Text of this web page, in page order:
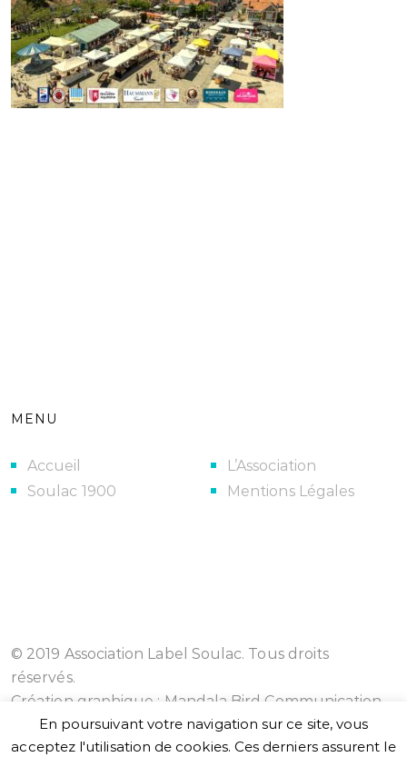
MENU
Accueil
Soulac 1900
L’Association
Mentions Légales
© 2019 Association Label Soulac. Tous droits
réservés.
Création graphique : Mandala Bird Communication
En poursuivant votre navigation sur ce site, vous
acceptez l'utilisation de cookies. Ces derniers assurent le